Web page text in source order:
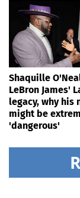
Shaquille
LeBron James'
legacy, why his
might be
'dangerous'